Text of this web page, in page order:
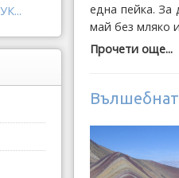
една пейка. За
май без мляко
Прочети още...